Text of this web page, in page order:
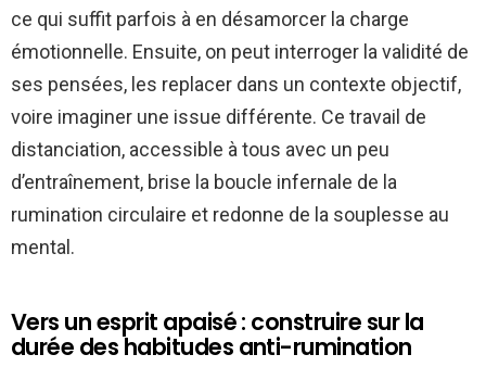
ce qui suffit parfois à en désamorcer la charge
émotionnelle. Ensuite, on peut interroger la validité de
ses pensées, les replacer dans un contexte objectif,
voire imaginer une issue différente. Ce travail de
distanciation, accessible à tous avec un peu
d’entraînement, brise la boucle infernale de la
rumination circulaire et redonne de la souplesse au
mental.
Vers un esprit apaisé : construire sur la
durée des habitudes anti-rumination